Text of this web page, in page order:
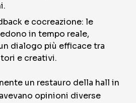
e cocreazione: le
in tempo reale,
dialogo più efficace tra
e creativi.
un restauro della hall in
opinioni diverse